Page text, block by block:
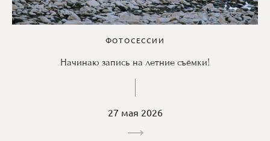
ФОТОСЕССИИ
Начинаю запись на летние съёмки!
27 мая 2026